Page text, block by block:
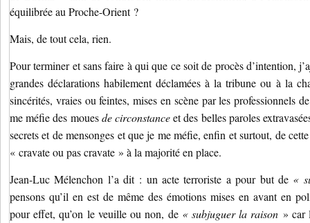
équilibrée au Proche-Orient ?
Mais, de tout cela, rien.
Pour terminer et sans faire à qui que ce soit de procès d’intention,
grandes déclarations habilement déclamées à la tribune ou à la
sincérités, vraies ou feintes, mises en scène par les professionnels
me méfie des mouesde circonstanceet des belles paroles
secrets et de mensonges et que je me méfie, enfin et surtout, de
« cravate ou pas cravate » à la majorité en place.
Jean-Luc Mélenchon l’a dit : un acte terroriste a pour but de «
pensons qu’il en est de même des émotions mises en avant en
pour effet, qu’on le veuille ou non, de « subjuguer la raison » car